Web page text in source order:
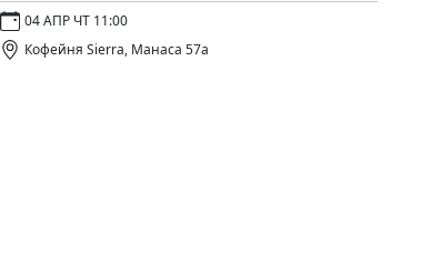
04 АПР ЧТ 11:00
Кофейня Sierra, Манаса 57а